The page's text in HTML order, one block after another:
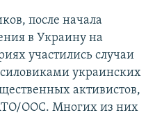
после начала
в Украину на
участились случаи
украинских
активистов,
ООС. Многих из них